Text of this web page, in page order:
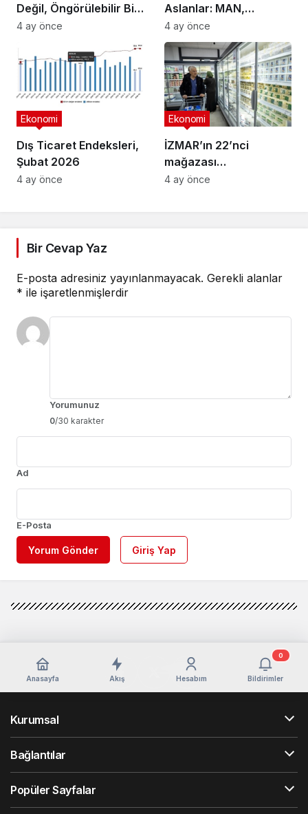
Değil, Öngörülebilir Bir
Ortam Arıyor
4 ay önce
Aslanlar: MAN,
Ankara’daki
fabrikasında eBus
üretimine başladı
4 ay önce
Dış Ticaret Endeksleri,
Şubat 2026
Ekonomi
4 ay önce
İZMAR’ın 22’nci
mağazası
Osmangazi’de açıldı
Ekonomi
4 ay önce
Bir Cevap Yaz
E-posta adresiniz yayınlanmayacak. Gerekli alanlar
* ile işaretlenmişlerdir
Yorumunuz
0/30 karakter
Ad
E-Posta
Yorum Gönder Giriş Yap
Anasayfa Akış Hesabım Bildirimler
0
Kurumsal
Bağlantılar
Popüler Sayfalar